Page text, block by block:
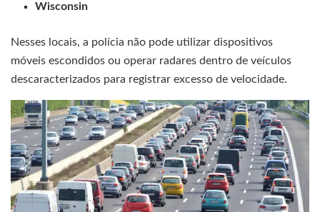
Wisconsin
Nesses locais, a polícia não pode utilizar dispositivos
móveis escondidos ou operar radares dentro de veículos
descaracterizados para registrar excesso de velocidade.